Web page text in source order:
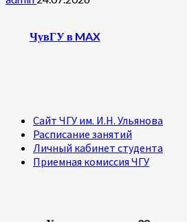
ЧувГУ в MAX
Сайт ЧГУ им. И.Н. Ульянова
Расписание занятий
Личный кабинет студента
Приемная комиссия ЧГУ